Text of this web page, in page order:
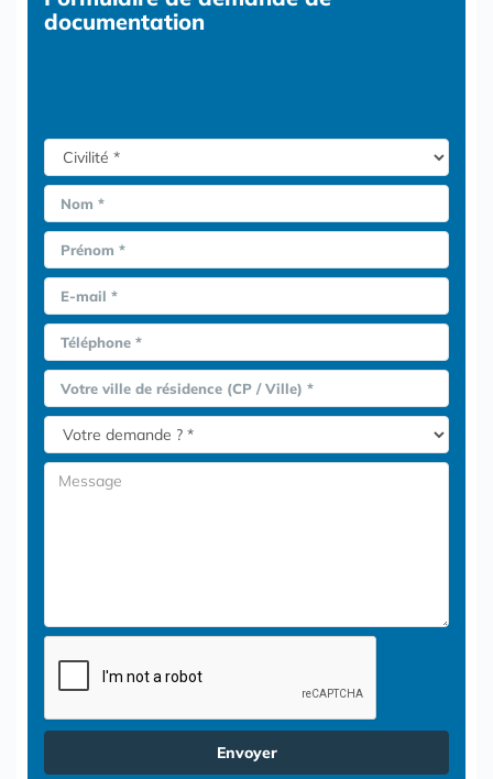
documentation
Nom *
Prénom *
E-mail *
Téléphone *
Votre ville de résidence (CP / Ville) *
Envoyer